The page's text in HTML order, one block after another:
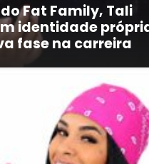
Fat Family, Tali
identidade
fase na carreira